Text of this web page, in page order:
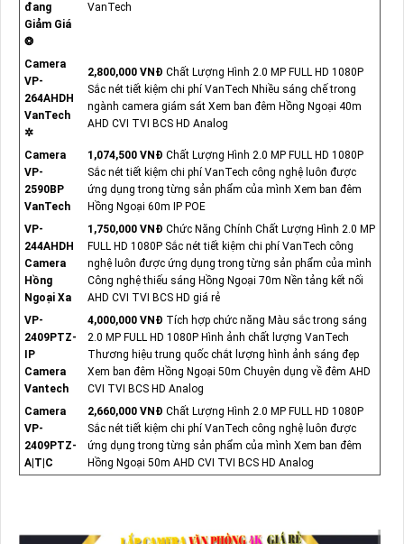
đang
Giảm Giá
❂
VanTech
Camera
VP-
264AHDH
VanTech
✲
2,800,000 VNĐ Chất Lượng Hình 2.0 MP FULL HD 1080P
Sắc nét tiết kiệm chi phí VanTech Nhiều sáng chế trong
ngành camera giám sát Xem ban đêm Hồng Ngoại 40m
AHD CVI TVI BCS HD Analog
Camera
VP-
2590BP
VanTech
1,074,500 VNĐ Chất Lượng Hình 2.0 MP FULL HD 1080P
Sắc nét tiết kiệm chi phí VanTech công nghệ luôn được
ứng dụng trong từng sản phẩm của mình Xem ban đêm
Hồng Ngoại 60m IP POE
VP-
244AHDH
Camera
Hồng
Ngoại Xa
1,750,000 VNĐ Chức Năng Chính Chất Lượng Hình 2.0 MP
FULL HD 1080P Sắc nét tiết kiệm chi phí VanTech công
nghệ luôn được ứng dụng trong từng sản phẩm của mình
Công nghệ thiếu sáng Hồng Ngoại 70m Nền tảng kết nối
AHD CVI TVI BCS HD giá rẻ
VP-
2409PTZ-
IP
Camera
Vantech
4,000,000 VNĐ Tích hợp chức năng Màu sắc trong sáng
2.0 MP FULL HD 1080P Hình ảnh chất lượng VanTech
Thương hiệu trung quốc chắt lượng hình ảnh sáng đẹp
Xem ban đêm Hồng Ngoại 50m Chuyên dụng về đêm AHD
CVI TVI BCS HD Analog
Camera
VP-
2409PTZ-
A|T|C
2,660,000 VNĐ Chất Lượng Hình 2.0 MP FULL HD 1080P
Sắc nét tiết kiệm chi phí VanTech công nghệ luôn được
ứng dụng trong từng sản phẩm của mình Xem ban đêm
Hồng Ngoại 50m AHD CVI TVI BCS HD Analog